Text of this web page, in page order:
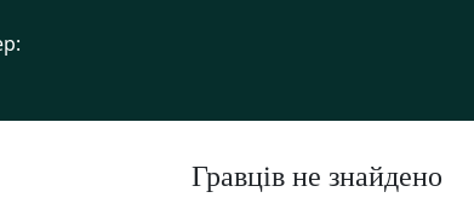
Гравців не знайдено